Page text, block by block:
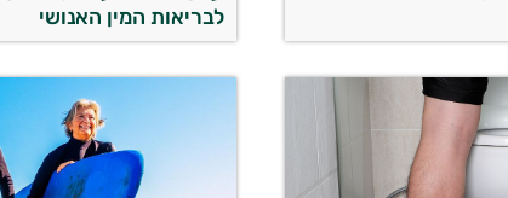
לבריאות המין האנושי